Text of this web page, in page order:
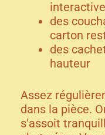
des
carton
des
hauteur
Assez
dans la pièce.
s’assoit